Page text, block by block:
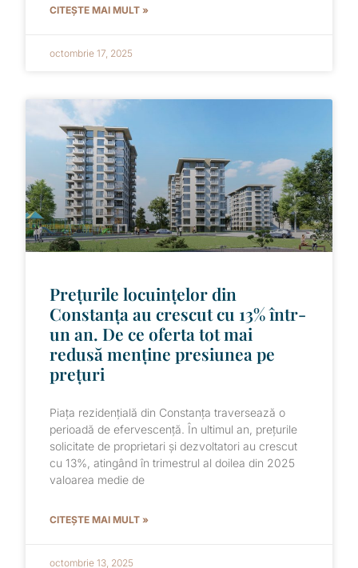
CITEȘTE MAI MULT »
octombrie 17, 2025
Prețurile locuințelor din
Constanța au crescut cu 13% într-
un an. De ce oferta tot mai
redusă menține presiunea pe
prețuri
Piața rezidențială din Constanța traversează o
perioadă de efervescență. În ultimul an, prețurile
solicitate de proprietari și dezvoltatori au crescut
cu 13%, atingând în trimestrul al doilea din 2025
valoarea medie de
CITEȘTE MAI MULT »
octombrie 13, 2025